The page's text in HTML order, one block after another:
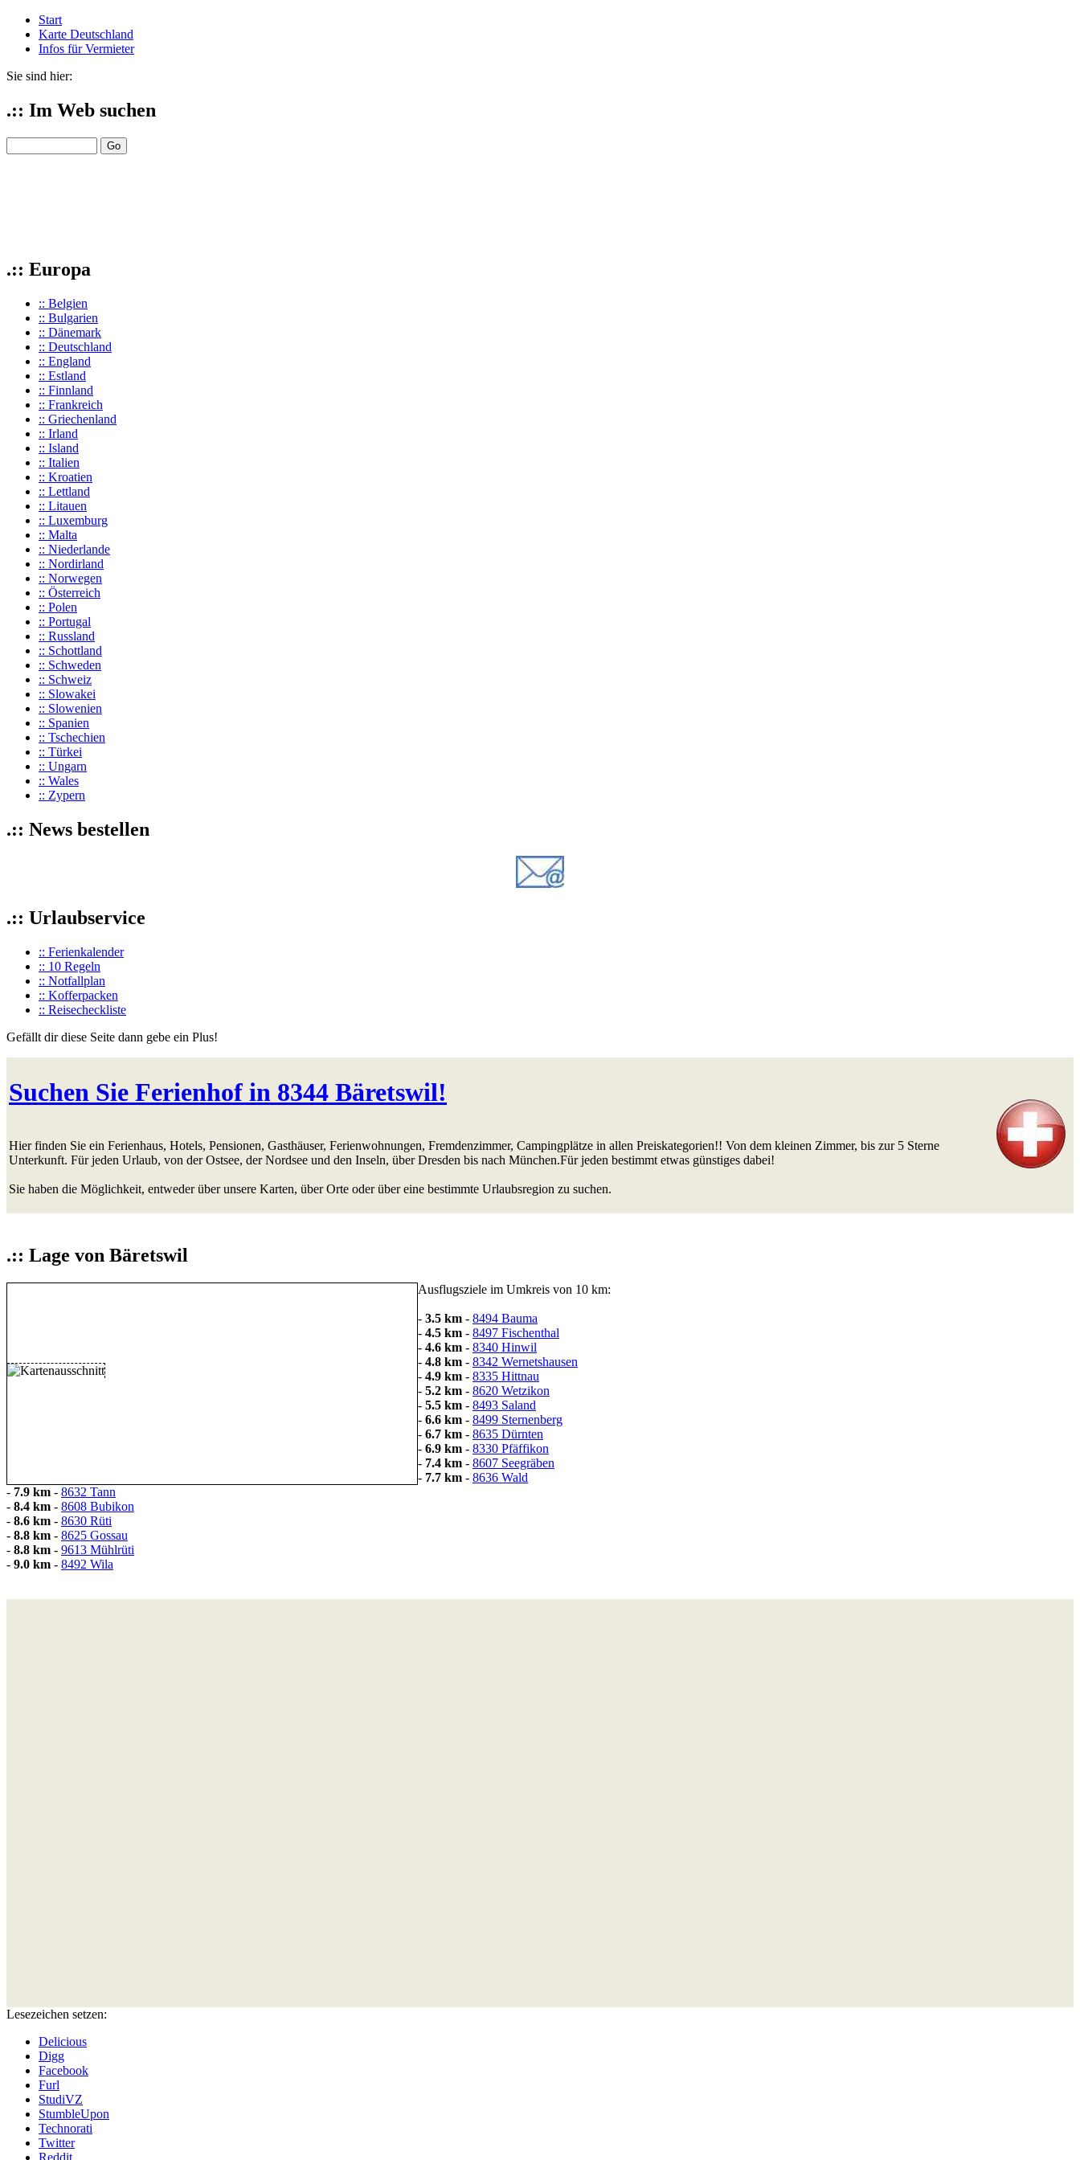
Start
Karte Deutschland
Infos für Vermieter
Sie sind hier:
.:: Im Web suchen
.:: Europa
:: Belgien
:: Bulgarien
:: Dänemark
:: Deutschland
:: England
:: Estland
:: Finnland
:: Frankreich
:: Griechenland
:: Irland
:: Island
:: Italien
:: Kroatien
:: Lettland
:: Litauen
:: Luxemburg
:: Malta
:: Niederlande
:: Nordirland
:: Norwegen
:: Österreich
:: Polen
:: Portugal
:: Russland
:: Schottland
:: Schweden
:: Schweiz
:: Slowakei
:: Slowenien
:: Spanien
:: Tschechien
:: Türkei
:: Ungarn
:: Wales
:: Zypern
.:: News bestellen
.:: Urlaubservice
:: Ferienkalender
:: 10 Regeln
:: Notfallplan
:: Kofferpacken
:: Reisecheckliste
Gefällt dir diese Seite dann gebe ein Plus!
Suchen Sie Ferienhof in 8344 Bäretswil!
Hier finden Sie ein Ferienhaus, Hotels, Pensionen, Gasthäuser, Ferienwohnungen, Fremdenzimmer, Campingplätze in allen Preiskategorien!! Von dem kleinen Zimmer, bis zur 5 Sterne
Unterkunft. Für jeden Urlaub, von der Ostsee, der Nordsee und den Inseln, über Dresden bis nach München.Für jeden bestimmt etwas günstiges dabei!
Sie haben die Möglichkeit, entweder über unsere Karten, über Orte oder über eine bestimmte Urlaubsregion zu suchen.
.:: Lage von Bäretswil
Ausflugsziele im Umkreis von 10 km:
- 3.5 km - 8494 Bauma
- 4.5 km - 8497 Fischenthal
- 4.6 km - 8340 Hinwil
- 4.8 km - 8342 Wernetshausen
- 4.9 km - 8335 Hittnau
- 5.2 km - 8620 Wetzikon
- 5.5 km - 8493 Saland
- 6.6 km - 8499 Sternenberg
- 6.7 km - 8635 Dürnten
- 6.9 km - 8330 Pfäffikon
- 7.4 km - 8607 Seegräben
- 7.7 km - 8636 Wald
- 7.9 km - 8632 Tann
- 8.4 km - 8608 Bubikon
- 8.6 km - 8630 Rüti
- 8.8 km - 8625 Gossau
- 8.8 km - 9613 Mühlrüti
- 9.0 km - 8492 Wila
Lesezeichen setzen:
Delicious
Digg
Facebook
Furl
StudiVZ
StumbleUpon
Technorati
Twitter
Reddit